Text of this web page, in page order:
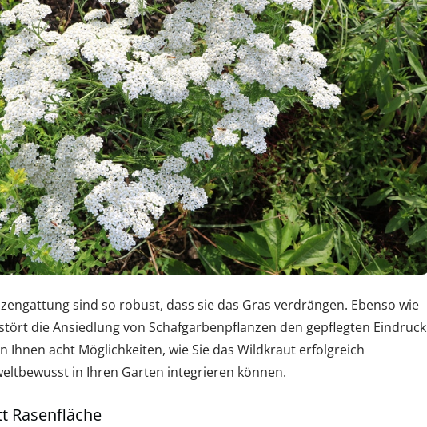
sind so robust, dass sie das Gras verdrängen. Ebenso wie
die Ansiedlung von Schafgarbenpflanzen den gepflegten Eindruck
Ihnen acht Möglichkeiten, wie Sie das Wildkraut erfolgreich
in Ihren Garten integrieren können.
Rasenfläche